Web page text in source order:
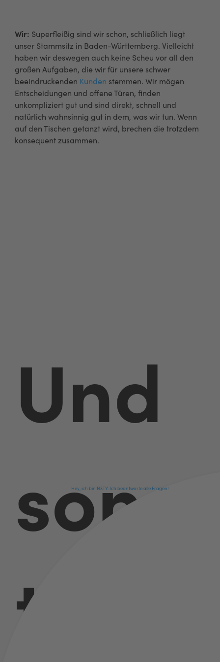
n
Wir: Superfleißig sind wir schon, schließlich liegt
unser Stammsitz in Baden-Württemberg. Vielleicht
haben wir deswegen auch keine Scheu vor all den
großen Aufgaben, die wir für unsere schwer
beeindruckenden Kunden stemmen. Wir mögen
Entscheidungen und offene Türen, finden
unkompliziert gut und sind direkt, schnell und
natürlich wahnsinnig gut in dem, was wir tun. Wenn
auf den Tischen getanzt wird, brechen die trotzdem
konsequent zusammen.
Und
sons
t so?
Hey, ich bin N3TY. Ich be­ant­wor­te alle Fragen!